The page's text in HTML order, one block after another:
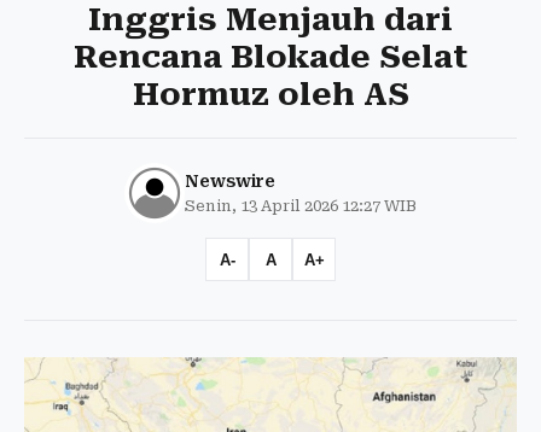
Inggris Menjauh dari
Rencana Blokade Selat
Hormuz oleh AS
Newswire
Senin, 13 April 2026 12:27 WIB
A- A A+